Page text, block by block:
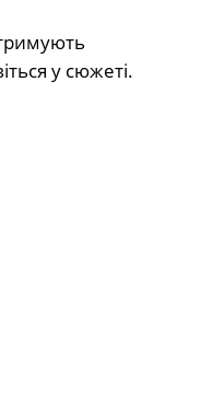
у сюжеті.